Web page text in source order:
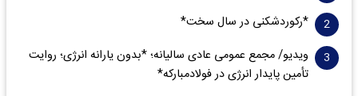
*رکوردشکنی در سال سخت*
ویدیو/ مجمع عمومی عادی سالیانه؛ *بدون یارانه انرژی؛ روایت
تأمین پایدار انرژی در فولادمبارکه*